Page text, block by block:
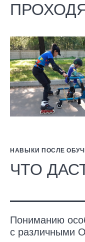
НАВЫКИ ПОСЛЕ
ЧТО
Пониманию
с различными